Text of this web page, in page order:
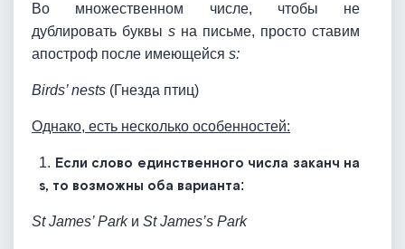
Во множественном числе, чтобы не
дублировать буквы s на письме, просто ставим
апостроф после имеющейся s:
Birds’ nests (Гнезда птиц)
Однако, есть несколько особенностей:
1. Если слово единственного числа заканч на
s, то возможны оба варианта:
St James’ Parkи St James’s Park